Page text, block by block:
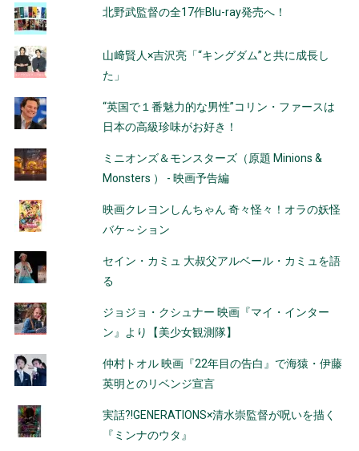
北野武監督の全17作Blu-ray発売へ！
山﨑賢人×吉沢亮「“キングダム”と共に成長し
た」
“英国で１番魅力的な男性”コリン・ファースは
日本の高級珍味がお好き！
ミニオンズ＆モンスターズ（原題 Minions &
Monsters ） - 映画予告編
映画クレヨンしんちゃん 奇々怪々！オラの妖怪
バケ～ション
セイン・カミュ 大叔父アルベール・カミュを語
る
ジョジョ・クシュナー 映画『マイ・インター
ン』より【美少女観測隊】
仲村トオル 映画『22年目の告白』で海猿・伊藤
英明とのリベンジ宣言
実話?!GENERATIONS×清水崇監督が呪いを描く
『ミンナのウタ』